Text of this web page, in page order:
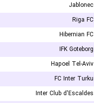
Jablonec
Riga FC
Hibernian FC
IFK Goteborg
Hapoel Tel-Aviv
FC Inter Turku
Inter Club d'Escaldes